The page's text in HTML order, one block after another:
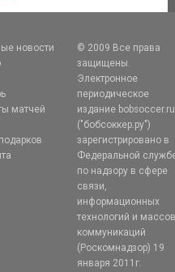
новости
матчей
© 2009 Все права
защищены.
Электронное
периодическое
издание bobsoccer.ru
("бобсоккер.ру")
зарегистрировано в
Федеральной
по надзору в сфере
связи,
информационных
технологий и
коммуникаций
(Роскомнадзор) 19
января 2011г.